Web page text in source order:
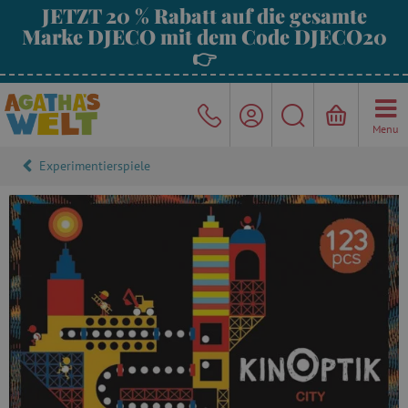
JETZT 20 % Rabatt auf die gesamte
Marke DJECO mit dem Code DJECO20
👉
Menu
Experimentierspiele